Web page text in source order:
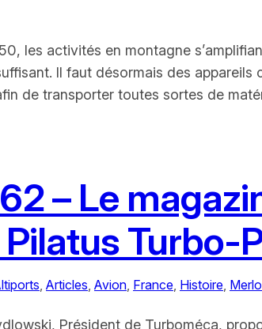
les activités en montagne
Il faut désormais des
de transporter toutes sortes de
– Le
Pilatus
, Articles, Avion, France, Histoire,
Président de Turboméca,